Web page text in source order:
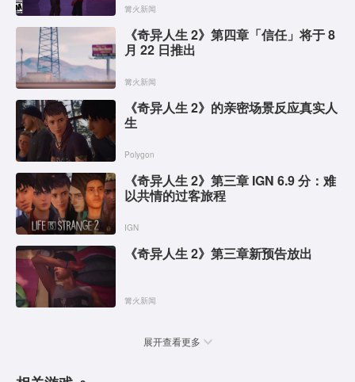
篝火新闻
《奇异人生 2》第四章「信任」将于 8
月 22 日推出
篝火新闻
《奇异人生 2》的亲密场景反应真实人
生
Polygon
《奇异人生 2》第三章 IGN 6.9 分：难
以共情的过客旅程
IGN
《奇异人生 2》第三章新预告放出
篝火新闻
展开查看更多